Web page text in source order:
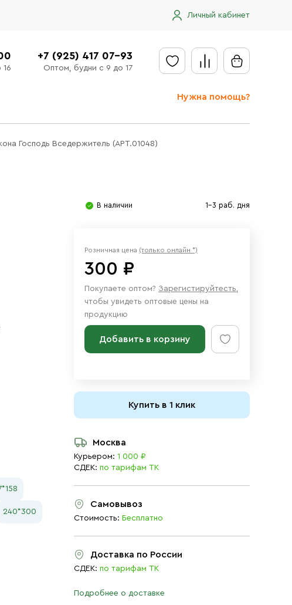
Личный кабинет
16
+7 (925) 417 07-93
Оптом, будни с 9 до 17
Нужна помощь?
Отправить заявку
Господь Вседержитель (АРТ.01048)
В наличии 1-3 раб. дня
240*300
Розничная цена (только онлайн *)
300 ₽
Покупаете оптом? Зарегистируйтесть,
чтобы увидеть оптовые цены на
продукцию
Добавить в корзину
Купить в 1 клик
Москва
Курьером: 1 000 ₽
СДЕК: по тарифам ТК
Самовывоз
Стоимость: Бесплатно
Доставка по России
СДЕК: по тарифам ТК
Подробнее о доставке